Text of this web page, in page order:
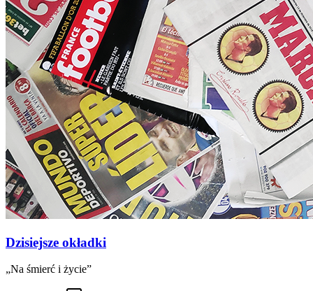
Dzisiejsze okładki
„Na śmierć i życie”